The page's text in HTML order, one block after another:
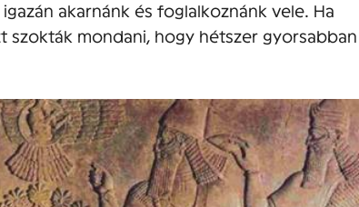
akarnánk és foglalkoznánk vele. Ha
szokták mondani, hogy hétszer gyorsabban